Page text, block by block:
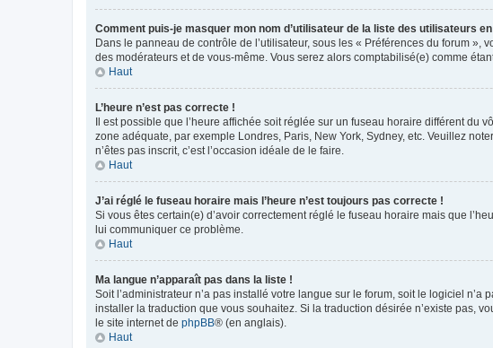
Comment puis-je masquer mon nom d’utilisateur de la liste des utilisateurs
Dans le panneau de contrôle de l’utilisateur, sous les « Préférences du forum »,
des modérateurs et de vous-même. Vous serez alors comptabilisé(e) comme
Haut
L’heure n’est pas correcte !
Il est possible que l’heure affichée soit réglée sur un fuseau horaire différent du
zone adéquate, par exemple Londres, Paris, New York, Sydney, etc. Veuillez
n’êtes pas inscrit, c’est l’occasion idéale de le faire.
Haut
J’ai réglé le fuseau horaire mais l’heure n’est toujours pas correcte !
Si vous êtes certain(e) d’avoir correctement réglé le fuseau horaire mais que
lui communiquer ce problème.
Haut
Ma langue n’apparaît pas dans la liste !
Soit l’administrateur n’a pas installé votre langue sur le forum, soit le logiciel
installer la traduction que vous souhaitez. Si la traduction désirée n’existe pas,
le site internet de phpBB® (en anglais).
Haut